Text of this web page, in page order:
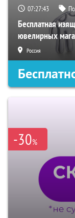
07:27:42
Бесплатная
ювелирных
Россия
-30%